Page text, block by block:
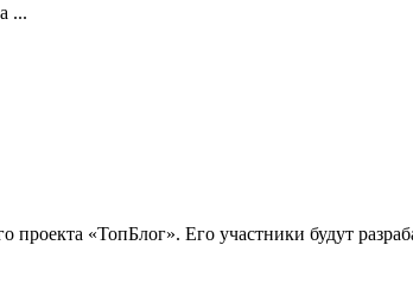
...
«ТопБлог». Его участники будут